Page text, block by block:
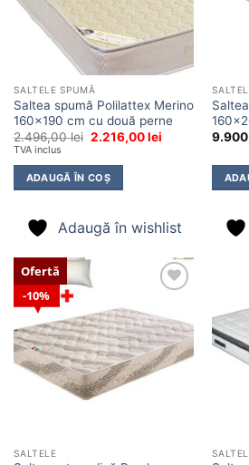
SALTELE SPUMĂ
Saltea spumă Polilattex Merino
160×190 cm cu două perne
2.496,00lei Prețul
fost:
2.496,00 lei.
2.216,00leiPrețul
2.216,00 lei.
TVA inclus
ADAUGĂ ÎN COȘ
Adaugă în wishlist
10%
Ofertă
în
wishlist
SALTELE